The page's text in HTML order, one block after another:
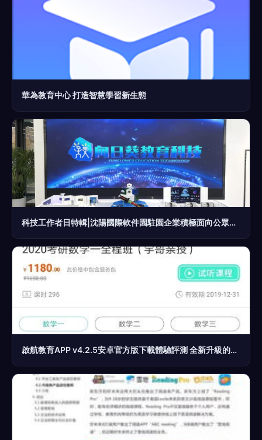
華為教育中心 打造智慧學習新生態
科技工作者日特輯|沈陽國際軟件園駐園企業積極面向公眾開放企業展廳 教育軟件開發企業展風采
啟航教育APP v4.2.5安卓官方版下載體驗評測 全新升級的學習助手